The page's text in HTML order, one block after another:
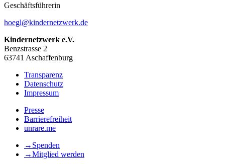
Geschäftsführerin
hoegl@kindernetzwerk.de
Kindernetzwerk e.V.
Benzstrasse 2
63741 Aschaffenburg
Transparenz
Datenschutz
Impressum
Presse
Barrierefreiheit
unrare.me
→ Spenden
→Mitglied werden